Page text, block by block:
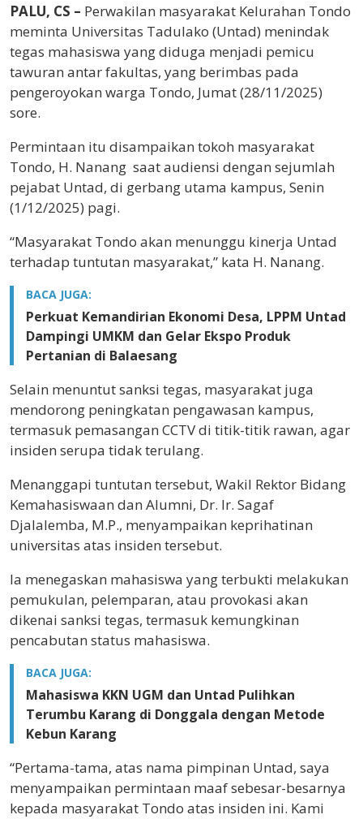
PALU, CS – Perwakilan masyarakat Kelurahan Tondo
meminta Universitas Tadulako (Untad) menindak
tegas mahasiswa yang diduga menjadi pemicu
tawuran antar fakultas, yang berimbas pada
pengeroyokan warga Tondo, Jumat (28/11/2025)
sore.
Permintaan itu disampaikan tokoh masyarakat
Tondo, H. Nanang saat audiensi dengan sejumlah
pejabat Untad, di gerbang utama kampus, Senin
(1/12/2025) pagi.
“Masyarakat Tondo akan menunggu kinerja Untad
terhadap tuntutan masyarakat,” kata H. Nanang.
BACA JUGA:
Perkuat Kemandirian Ekonomi Desa, LPPM Untad
Dampingi UMKM dan Gelar Ekspo Produk
Pertanian di Balaesang
Selain menuntut sanksi tegas, masyarakat juga
mendorong peningkatan pengawasan kampus,
termasuk pemasangan CCTV di titik-titik rawan, agar
insiden serupa tidak terulang.
Menanggapi tuntutan tersebut, Wakil Rektor Bidang
Kemahasiswaan dan Alumni, Dr. Ir. Sagaf
Djalalemba, M.P., menyampaikan keprihatinan
universitas atas insiden tersebut.
Ia menegaskan mahasiswa yang terbukti melakukan
pemukulan, pelemparan, atau provokasi akan
dikenai sanksi tegas, termasuk kemungkinan
pencabutan status mahasiswa.
BACA JUGA:
Mahasiswa KKN UGM dan Untad Pulihkan
Terumbu Karang di Donggala dengan Metode
Kebun Karang
“Pertama-tama, atas nama pimpinan Untad, saya
menyampaikan permintaan maaf sebesar-besarnya
kepada masyarakat Tondo atas insiden ini. Kami